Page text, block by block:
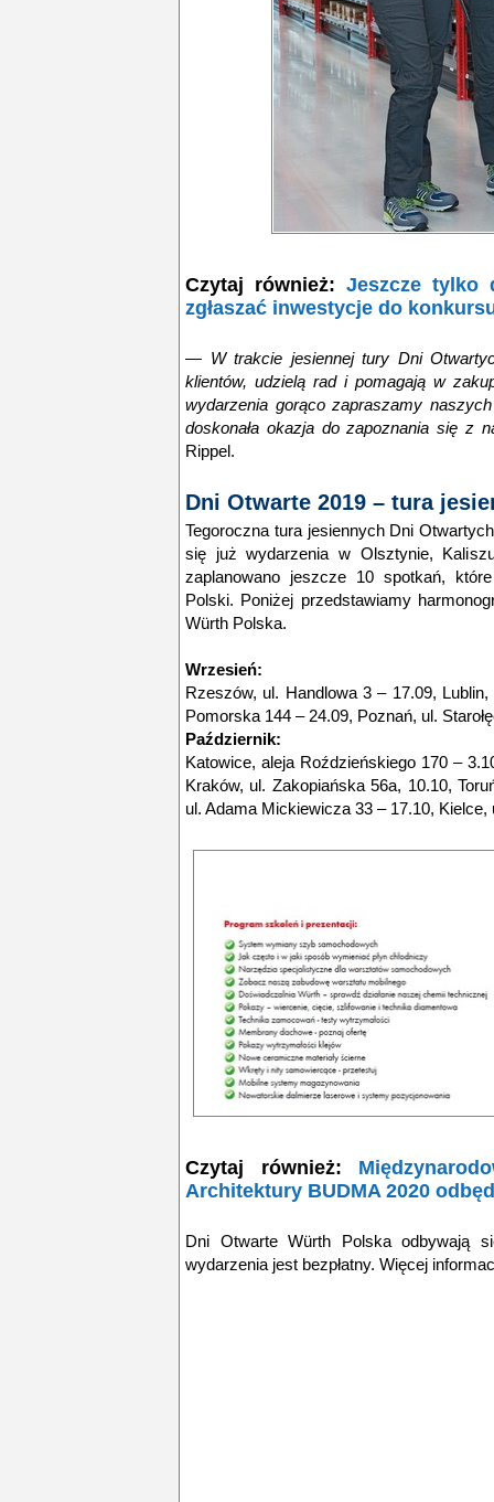
Czytaj również: Jeszcze tylko
zgłaszać inwestycje do
— W trakcie jesiennej tury Dni
klientów, udzielą rad i pomagają w
wydarzenia gorąco zapraszamy
doskonała okazja do zapoznania się z
Rippel.
Dni Otwarte 2019 – tura
Tegoroczna tura jesiennych Dni
się już wydarzenia w Olsztynie,
zaplanowano jeszcze 10 spotkań,
Polski. Poniżej przedstawiamy
Würth Polska.
Wrzesień:
Rzeszów, ul. Handlowa 3 – 17.09,
Pomorska 144 – 24.09, Poznań, ul.
Październik:
Katowice, aleja Roździeńskiego 170 –
Kraków, ul. Zakopiańska 56a, 10.10,
ul. Adama Mickiewicza 33 – 17.10,
Czytaj również:
Architektury BUDMA 2020
Dni Otwarte Würth Polska odbywają
wydarzenia jest bezpłatny. Więcej